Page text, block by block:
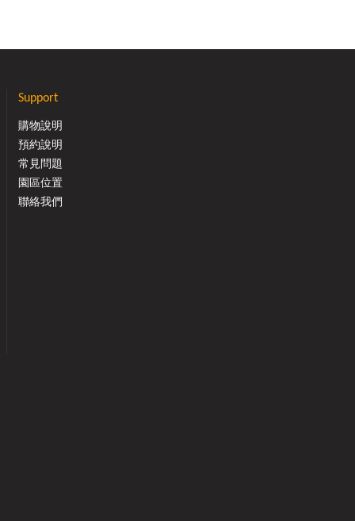
Support
購物說明
預約說明
常見問題
園區位置
聯絡我們